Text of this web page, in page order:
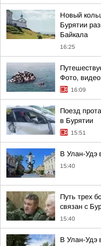
Новый
Бурятии
Байкала
16:25
Фото,
16:09
Поезд
в Бурятии
15:51
В Улан-Удэ
15:40
Путь трех
связан с
15:40
В Улан-Удэ